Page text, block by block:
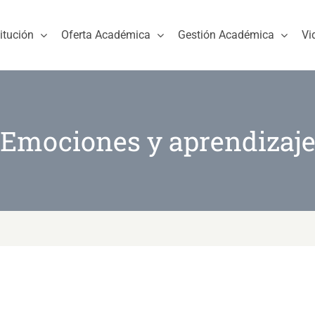
Oferta Académica Gestión Académica
Emociones y aprendizaje